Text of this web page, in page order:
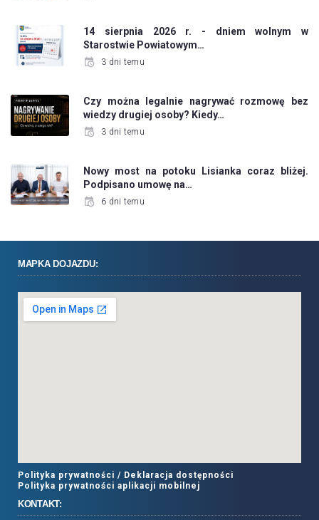
14 sierpnia 2026 r. - dniem wolnym w
Starostwie Powiatowym…
3 dni temu
Czy można legalnie nagrywać rozmowę bez
wiedzy drugiej osoby? Kiedy…
3 dni temu
Nowy most na potoku Lisianka coraz bliżej.
Podpisano umowę na…
6 dni temu
MAPKA DOJAZDU:
Polityka prywatności / Deklaracja dostępności
Polityka prywatności aplikacji mobilnej
KONTAKT: